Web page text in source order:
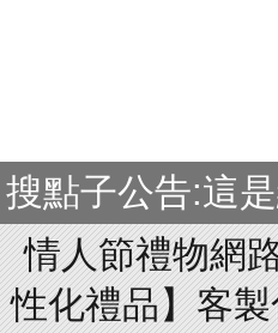
搜點子公告:這
情人節禮物網
性化禮品】客